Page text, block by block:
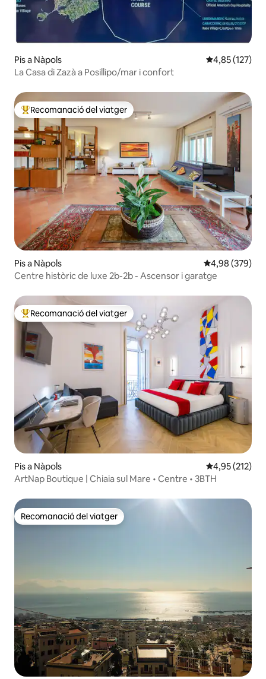
Pis a Nàpols 4,85 de
4,85 (127)
La Casa di Zazà a Posillipo/mar i confort
Principals recomanacions dels viatgers
Recomanació del viatger
Pis a Nàpols 4,98 de
4,98 (379)
Centre històric de luxe 2b-2b - Ascensor i garatge
Principals recomanacions dels viatgers
Recomanació del viatger
Pis a Nàpols 4,95 de
4,95 (212)
ArtNap Boutique | Chiaia sul Mare • Centre • 3BTH
Recomanació del viatger
Recomanació del viatger